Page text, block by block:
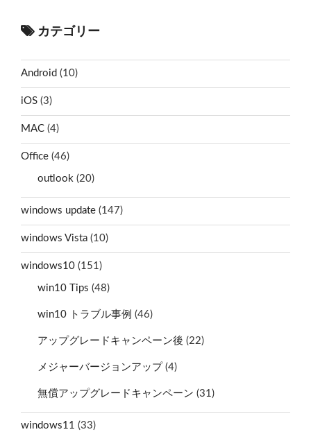
カテゴリー
Android (10)
iOS (3)
MAC (4)
Office (46)
outlook (20)
windows update (147)
windows Vista (10)
windows10 (151)
win10 Tips (48)
win10 トラブル事例 (46)
アップグレードキャンペーン後 (22)
メジャーバージョンアップ(4)
無償アップグレードキャンペーン (31)
windows11 (33)